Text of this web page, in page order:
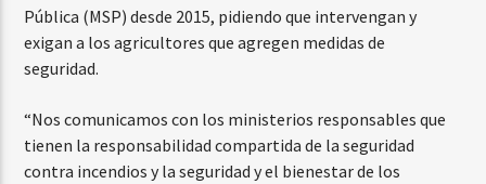
Pública (MSP) desde 2015, pidiendo que intervengan y
exigan a los agricultores que agregen medidas de
seguridad.
“Nos comunicamos con los ministerios responsables que
tienen la responsabilidad compartida de la seguridad
contra incendios y la seguridad y el bienestar de los